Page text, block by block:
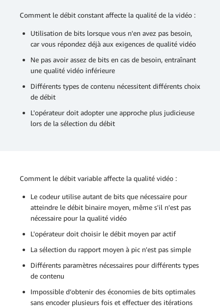
Comment le débit constant affecte la qualité de la vidéo :
Utilisation de bits lorsque vous n'en avez pas besoin,
car vous répondez déjà aux exigences de qualité vidéo
Ne pas avoir assez de bits en cas de besoin, entraînant
une qualité vidéo inférieure
Différents types de contenu nécessitent différents choix
de débit
L'opérateur doit adopter une approche plus judicieuse
lors de la sélection du débit
Comment le débit variable affecte la qualité vidéo :
Le codeur utilise autant de bits que nécessaire pour
atteindre le débit binaire moyen, même s'il n'est pas
nécessaire pour la qualité vidéo
L'opérateur doit choisir le débit moyen par actif
La sélection du rapport moyen à pic n'est pas simple
Différents paramètres nécessaires pour différents types
de contenu
Impossible d’obtenir des économies de bits optimales
sans encoder plusieurs fois et effectuer des itérations